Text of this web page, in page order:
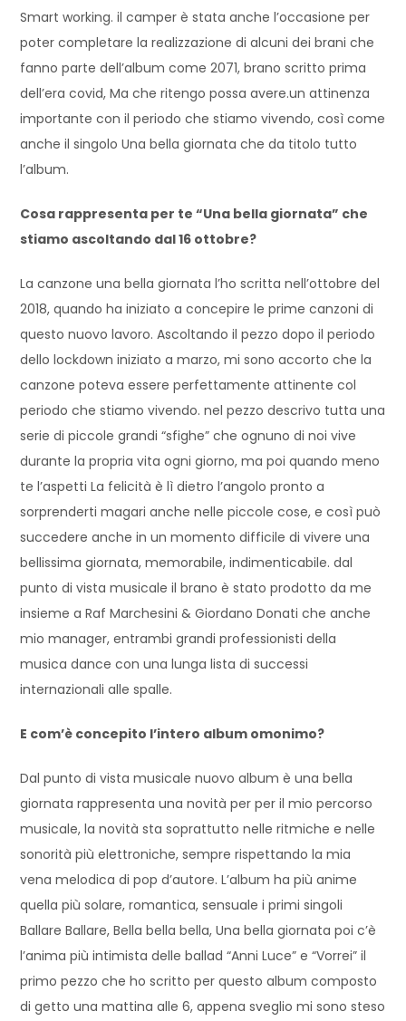
Smart working. il camper è stata anche l’occasione per
poter completare la realizzazione di alcuni dei brani che
fanno parte dell’album come 2071, brano scritto prima
dell’era covid, Ma che ritengo possa avere.un attinenza
importante con il periodo che stiamo vivendo, così come
anche il singolo Una bella giornata che da titolo tutto
l’album.
Cosa rappresenta per te “Una bella giornata” che
stiamo ascoltando dal 16 ottobre?
La canzone una bella giornata l’ho scritta nell’ottobre del
2018, quando ha iniziato a concepire le prime canzoni di
questo nuovo lavoro. Ascoltando il pezzo dopo il periodo
dello lockdown iniziato a marzo, mi sono accorto che la
canzone poteva essere perfettamente attinente col
periodo che stiamo vivendo. nel pezzo descrivo tutta una
serie di piccole grandi “sfighe” che ognuno di noi vive
durante la propria vita ogni giorno, ma poi quando meno
te l’aspetti La felicità è lì dietro l’angolo pronto a
sorprenderti magari anche nelle piccole cose, e così può
succedere anche in un momento difficile di vivere una
bellissima giornata, memorabile, indimenticabile. dal
punto di vista musicale il brano è stato prodotto da me
insieme a Raf Marchesini & Giordano Donati che anche
mio manager, entrambi grandi professionisti della
musica dance con una lunga lista di successi
internazionali alle spalle.
E com’è concepito l’intero album omonimo?
Dal punto di vista musicale nuovo album è una bella
giornata rappresenta una novità per per il mio percorso
musicale, la novità sta soprattutto nelle ritmiche e nelle
sonorità più elettroniche, sempre rispettando la mia
vena melodica di pop d’autore. L’album ha più anime
quella più solare, romantica, sensuale i primi singoli
Ballare Ballare, Bella bella bella, Una bella giornata poi c’è
l’anima più intimista delle ballad “Anni Luce” e “Vorrei” il
primo pezzo che ho scritto per questo album composto
di getto una mattina alle 6, appena sveglio mi sono steso